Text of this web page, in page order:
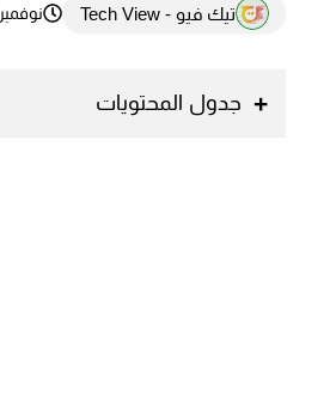
تيك فيو - Tech View نوفمبر 17, 2019
جدول المحتويات